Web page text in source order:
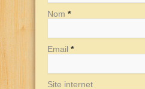
Nom *
Email *
Site internet